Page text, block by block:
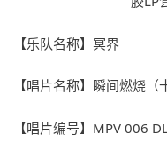
【乐队名称】冥界
【唱片名称】瞬间燃烧（
【唱片编号】MPV 006